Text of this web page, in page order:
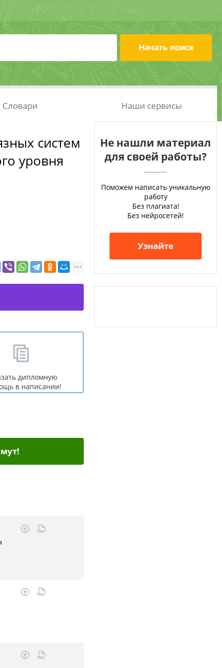
Словари Наши сервисы
систем
уровня
дипломную
в написании!
Не нашли материал
для своей работы?
Поможем написать уникальную
работу
Без плагиата!
Без нейросетей!
Узнайте